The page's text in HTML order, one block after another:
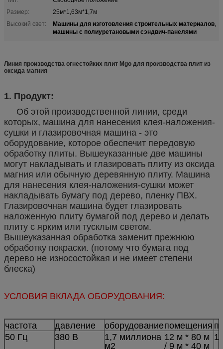
Размер:
25м*1,63м*1,7м
Высокий свет:
Машины для изготовления строительных материалов,
машины с полиуретановыми сэндвич-панелями
Линия производства огнестойких плит Mgo для производства плит из
оксида магния
1. Продукт:
Об этой производственной линии, среди
которых, машина для нанесения клея-наложения-
сушки и глазировочная машина - это
оборудование, которое обеспечит передовую
обработку плиты. Вышеуказанные две машины
могут накладывать и глазировать плиту из оксида
магния или обычную деревянную плиту. Машина
для нанесения клея-наложения-сушки может
накладывать бумагу под дерево, пленку ПВХ.
Глазировочная машина будет глазировать
наложенную плиту бумагой под дерево и делать
плиту с ярким или тусклым светом.
Вышеуказанная обработка заменит прежнюю
обработку покраски. (потому что бумага под
дерево не износостойкая и не имеет степени
блеска)
УСЛОВИЯ ВКЛАДА ОБОРУДОВАНИЯ:
частота давление оборудованиепомещения
50 Гц
380 В
1,7 миллиона
м2
12 м * 80 м
/ 9 м * 40 м